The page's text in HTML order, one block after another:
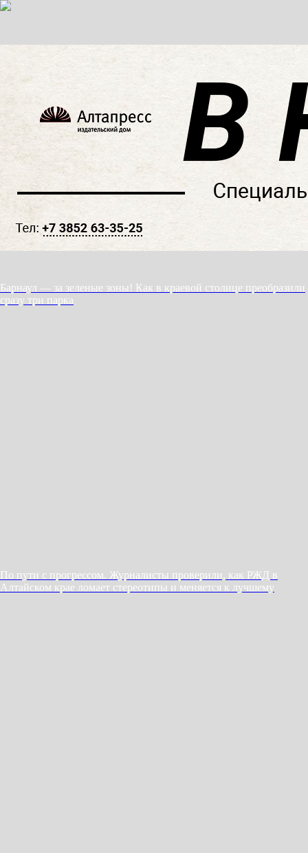
Барнаул — за зеленые зоны! Как в краевой столице преобразили
сразу три парка
По пути с прогрессом. Журналисты проверили, как РЖД в
Алтайском крае ломает стереотипы и меняется к лучшему